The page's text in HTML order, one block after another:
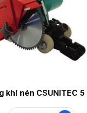
khí nén CSUNITEC